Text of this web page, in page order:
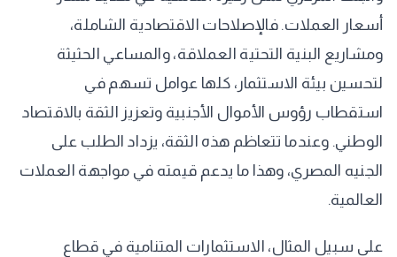
أسعار العملات. فالإصلاحات الاقتصادية الشاملة،
ومشاريع البنية التحتية العملاقة، والمساعي الحثيثة
لتحسين بيئة الاستثمار، كلها عوامل تسهم في
استقطاب رؤوس الأموال الأجنبية وتعزيز الثقة بالاقتصاد
الوطني. وعندما تتعاظم هذه الثقة، يزداد الطلب على
الجنيه المصري، وهذا ما يدعم قيمته في مواجهة العملات
العالمية.
على سبيل المثال، الاستثمارات المتنامية في قطاع